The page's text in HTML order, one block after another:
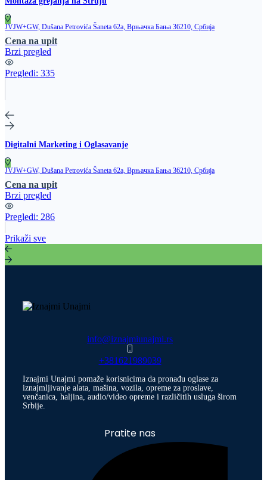
JVJW+GW, Dušana Petrovića Šaneta 62a, Врњачка Бања 36210, Србија
Cena na upit
Brzi pregled
Pregledi: 335
Digitalni Marketing i Oglasavanje
JVJW+GW, Dušana Petrovića Šaneta 62a, Врњачка Бања 36210, Србија
Cena na upit
Brzi pregled
Pregledi: 286
Prikaži sve
info@iznajmiunajmi.rs
+381621989039
Iznajmi Unajmi pomaže korisnicima da pronađu oglase za
iznajmljivanje alata, mašina, vozila, opreme za proslave,
venčanica, haljina, audio/video opreme i različitih usluga širom
Srbije.
Pratite nas